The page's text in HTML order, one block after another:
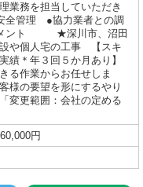
業務を担当していただき
管理 ●協力業者との調
メント ★深川市、沼田
や個人宅の工事 【スキ
績＊年３回５か月あり】
る作業からお任せしま
様の要望を形にするやり
範囲：会社の定める
円